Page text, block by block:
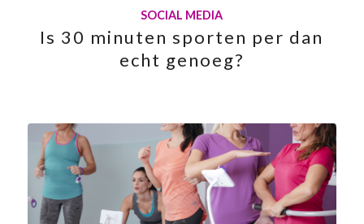
SOCIAL MEDIA
Is 30 minuten sporten per dan
echt genoeg?